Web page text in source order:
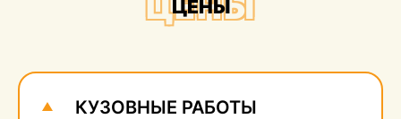
ЦЕНЫ
КУЗОВНЫЕ РАБОТЫ